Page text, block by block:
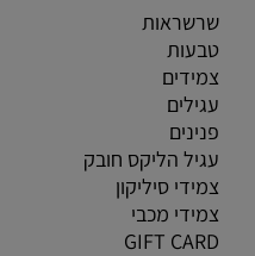
שרשראות
טבעות
צמידים
עגילים
פנינים
עגיל הליקס חובק
צמידי סיליקון
צמידי מכבי
GIFT CARD